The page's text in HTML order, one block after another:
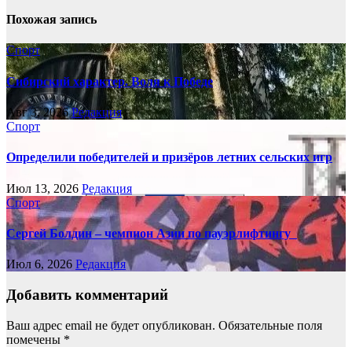
Похожая запись
Спорт
Сибирский характер. Воля к Победе
Авг 3, 2026Редакция
Спорт
Определили победителей и призёров летних сельских игр
Июл 13, 2026 Редакция
Спорт
Сергей Болдин – чемпион Азии по пауэрлифтингу
Июл 6, 2026 Редакция
Добавить комментарий
Ваш адрес email не будет опубликован. Обязательные поля
помечены *